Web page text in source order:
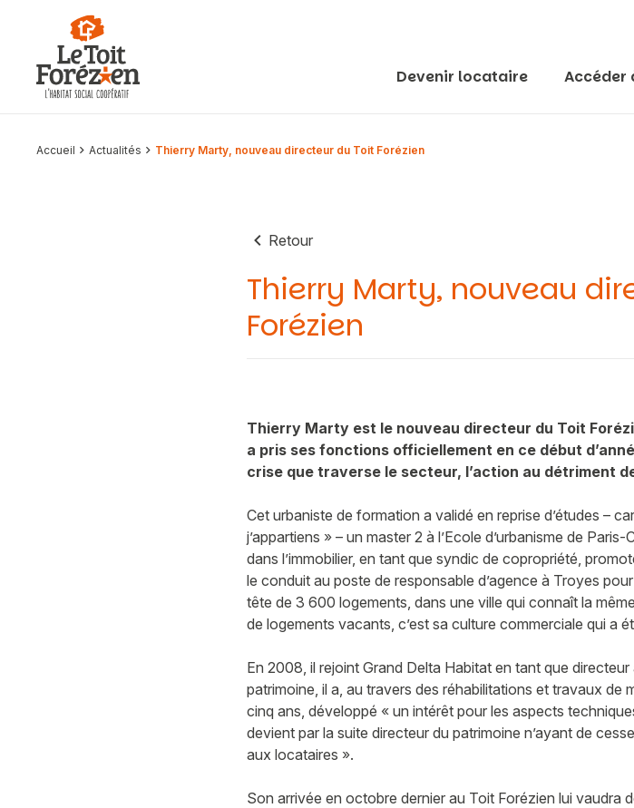
Aller au contenu
Devenir locataire Accéder
Accueil Actualités Thierry Marty, nouveau directeur du Toit Forézien
Retour
Thierry Marty, nouveau
Forézien
Thierry Marty est le nouveau directeur du Toit
a pris ses fonctions officiellement en ce début
crise que traverse le secteur, l’action au détriment
Cet urbaniste de formation a validé en reprise d’études –
j’appartiens » – un master 2 à l’Ecole d’urbanisme de
dans l’immobilier, en tant que syndic de copropriété,
le conduit au poste de responsable d’agence à Troyes
tête de 3 600 logements, dans une ville qui connaît la
de logements vacants, c’est sa culture commerciale qui a
En 2008, il rejoint Grand Delta Habitat en tant que
patrimoine, il a, au travers des réhabilitations et travaux
cinq ans, développé « un intérêt pour les aspects
devient par la suite directeur du patrimoine n’ayant de
aux locataires ».
Son arrivée en octobre dernier au Toit Forézien lui vaudra